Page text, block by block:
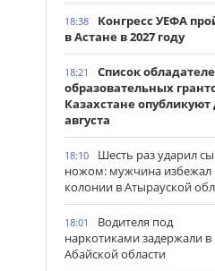
18:38
Конгресс УЕФА
в Астане в 2027 году
18:21
Список
образовательных
Казахстане опубликуют
августа
18:10
Шесть раз ударил
ножом: мужчина избежал
колонии в Атырауской
18:01
Водителя под
наркотиками задержали в
Абайской области